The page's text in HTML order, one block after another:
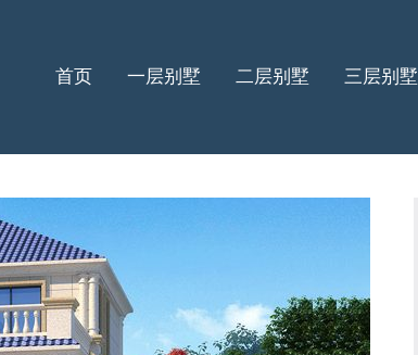
首页 一层别墅 二层别墅 三层别墅